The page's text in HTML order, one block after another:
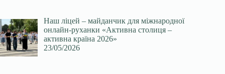
Наш ліцей – майданчик для міжнародної
онлайн-руханки «Активна столиця –
активна країна 2026»
23/05/2026